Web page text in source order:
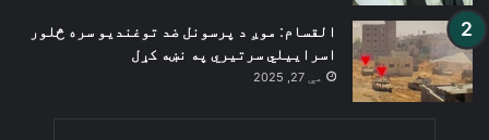
القسام: موږ د پرسونل ضد توغندیو سره څلور
اسراییلي سرتیري په نښه کړل
مې 27, 2025